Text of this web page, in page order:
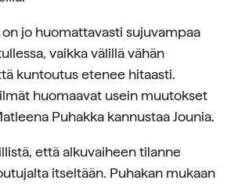
jo huomattavasti sujuvampaa
vaikka välillä vähän
kuntoutus etenee hitaasti.
huomaavat usein muutokset
Puhakka kannustaa Jounia.
että alkuvaiheen tilanne
itseltään. Puhakan mukaan